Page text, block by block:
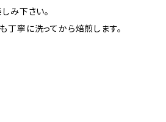
み下さい。
寧に洗ってから焙煎します。